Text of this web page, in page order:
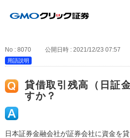
No : 8070 公開日時 : 2021/12/23 07:57
用語説明
貸借取引残高（日証
すか？
日本証券金融会社が証券会社に資金を